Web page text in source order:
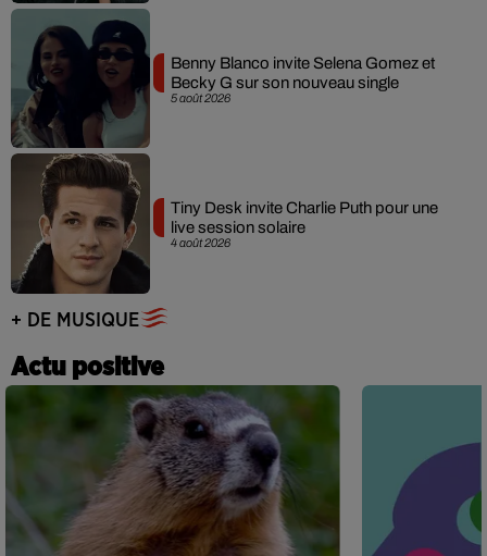
5 août 2026
Benny Blanco invite Selena Gomez et
Becky G sur son nouveau single
4 août 2026
Tiny Desk invite Charlie Puth pour une
live session solaire
+ DE MUSIQUE
Actu positive